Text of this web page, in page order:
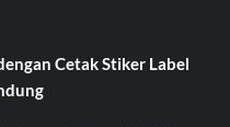
Cetak Stiker Label